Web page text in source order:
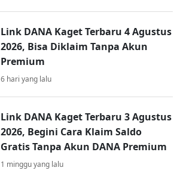
Link DANA Kaget Terbaru 4 Agustus
2026, Bisa Diklaim Tanpa Akun
Premium
6 hari yang lalu
Link DANA Kaget Terbaru 3 Agustus
2026, Begini Cara Klaim Saldo
Gratis Tanpa Akun DANA Premium
1 minggu yang lalu